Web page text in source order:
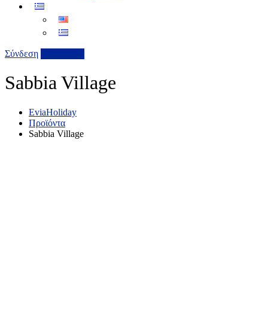
Σύνδεση
Sabbia Village
EviaHoliday
Προϊόντα
Sabbia Village